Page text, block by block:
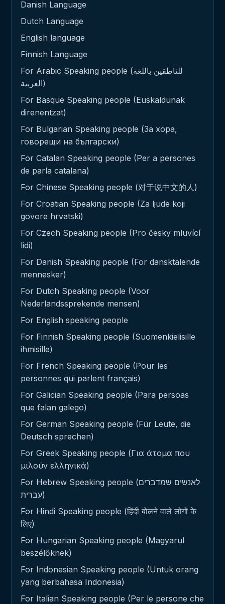
Danish Language
Dutch Language
English language
Finnish Language
For Arabic Speaking people (للناطقين باللغة
العربية)
For Basque Speaking people (Euskaldunak
direnentzat)
For Bulgarian Speaking people (За хора,
говорещи на български)
For Catalan Speaking people (Per a persones
de parla catalana)
For Chinese Speaking people (对于说中文的人)
For Croatian Speaking people (Za ljude koji
govore hrvatski)
For Czech Speaking people (Pro česky mluvící
lidi)
For Danish Speaking people (For dansktalende
mennesker)
For Dutch Speaking people (Voor
Nederlandssprekende mensen)
For English speaking people
For Finnish Speaking people (Suomenkielisille
ihmisille)
For French Speaking people (Pour les
personnes qui parlent français)
For Galician Speaking people (Para persoas
que falan galego)
For German Speaking people (Für Leute, die
Deutsch sprechen)
For Greek Speaking people (Για άτομα που
μιλούν ελληνικά)
For Hebrew Speaking people (לאנשים שמדברים
עברית)
For Hindi Speaking people (हिंदी बोलने वाले लोगों के
लिए)
For Hungarian Speaking people (Magyarul
beszélőknek)
For Indonesian Speaking people (Untuk orang
yang berbahasa Indonesia)
For Italian Speaking people (Per le persone che